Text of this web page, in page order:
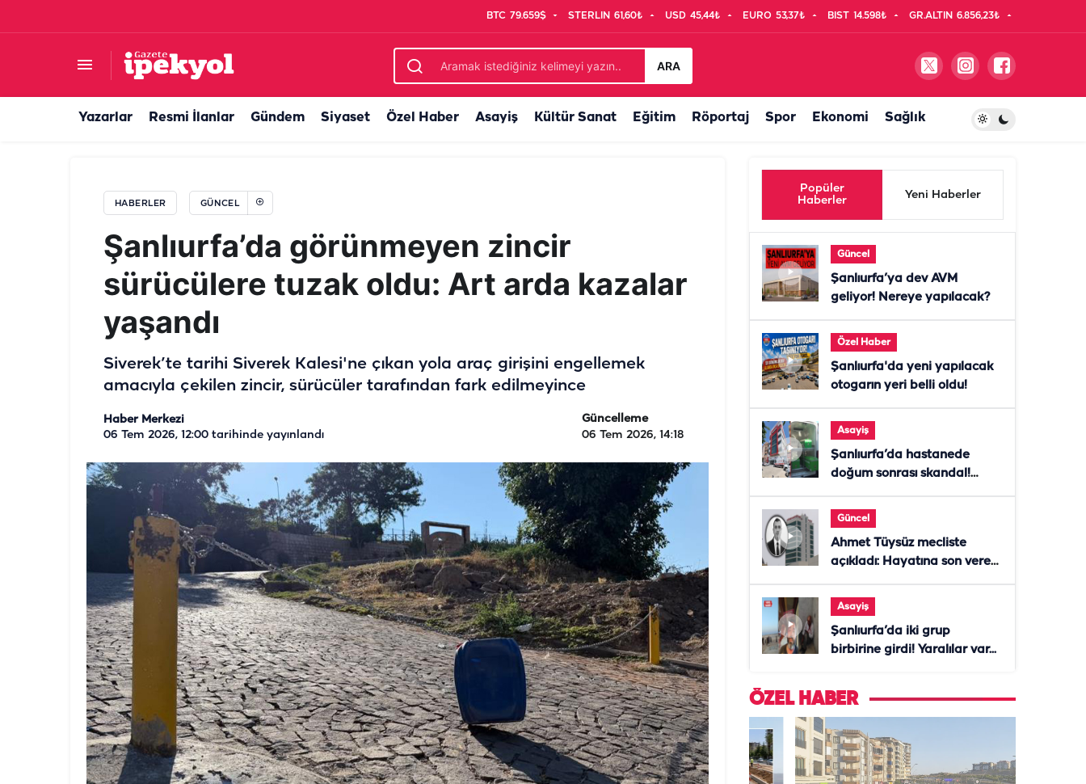
BTC 79.659$ STERLIN 61,60₺ USD 45,44₺ EURO 53,37₺ BIST 14.598₺ GR.ALTIN 6.856,23₺
ARA
Yazarlar Resmi İlanlar Gündem Siyaset Özel Haber Asayiş Kültür Sanat Eğitim Röportaj Spor Ekonomi Sağlık
HABERLER GÜNCEL
Şanlıurfa’da görünmeyen zincir
sürücülere tuzak oldu: Art arda kazalar
yaşandı
Siverek’te tarihi Siverek Kalesi'ne çıkan yola araç girişini engellemek
amacıyla çekilen zincir, sürücüler tarafından fark edilmeyince
Haber Merkezi
06 Tem 2026, 12:00 tarihinde yayınlandı
Güncelleme
06 Tem 2026, 14:18
Popüler
Haberler
Yeni Haberler
Güncel
Şanlıurfa’ya dev AVM
geliyor! Nereye yapılacak?
Özel Haber
Şanlıurfa'da yeni yapılacak
otogarın yeri belli oldu!
Asayiş
Şanlıurfa’da hastanede
doğum sonrası skandal!
Güncel
Ahmet Tüysüz mecliste
açıkladı: Hayatına son veren
ölmezdim" notunu bıraktı
Asayiş
Şanlıurfa’da iki grup
birbirine girdi! Yaralılar var...
ÖZEL HABER
Şanlıurfa’da kredi kartı olan herkesi ilgilendiriyor! 50 bin TL detayına dikkat